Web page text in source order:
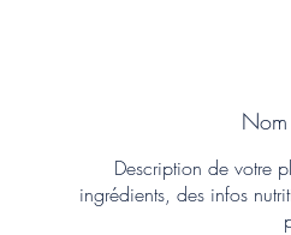
Description de votre
ingrédients, des infos